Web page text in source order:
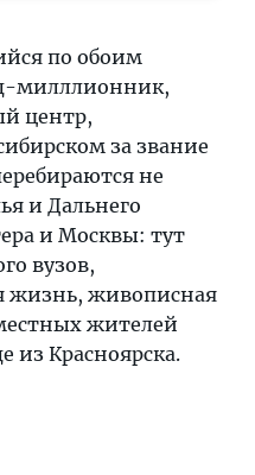
по обоим
милллионник,
центр,
за звание
не
и Дальнего
и Москвы: тут
вузов,
жизнь, живописная
жителей
из Красноярска.